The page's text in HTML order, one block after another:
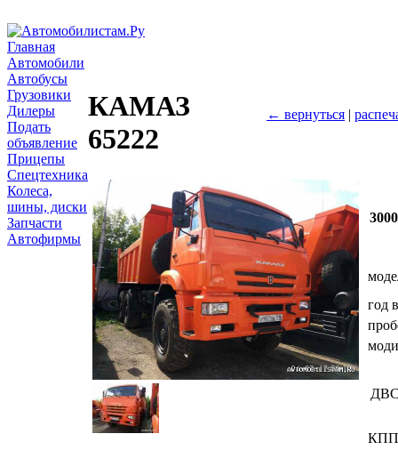
Главная
Автомобили
Автобусы
Грузовики
Дилеры
Подать
объявление
Прицепы
Спецтехника
Колеса,
шины, диски
Запчасти
Автофирмы
КАМАЗ
65222
← вернуться |
год
КПП